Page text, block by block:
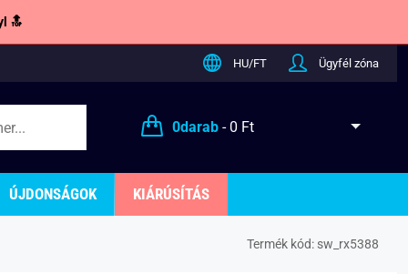
🔝
HU/FT Ügyfél zóna
0darab- 0 Ft
ÚJDONSÁGOK KIÁRÚSÍTÁS
Termék kód: sw_rx5388